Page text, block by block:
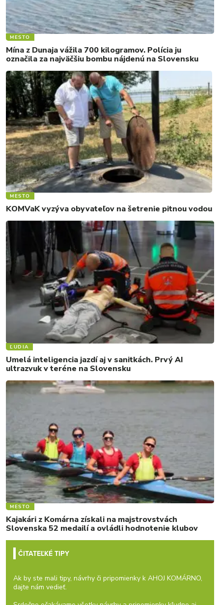
MESTO
Mína z Dunaja vážila 700 kilogramov. Polícia ju
označila za najväčšiu bombu nájdenú na Slovensku
MESTO
KOMVaK vyzýva obyvateľov na šetrenie pitnou vodou
ĽUDIA
Umelá inteligencia jazdí aj v sanitkách. Prvý AI
ultrazvuk v teréne na Slovensku
MESTO
Kajakári z Komárna získali na majstrovstvách
Slovenska 52 medailí a ovládli hodnotenie klubov
ČITATEĽKÉ TIPY
Ak by ste mali tipy, návrhy či pripomienky k AHOJ KOMÁRNO,
dajte nám vedieť.